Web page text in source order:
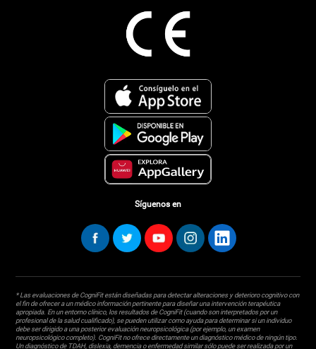
Síguenos en
* Las evaluaciones de CogniFit están diseñadas para detectar alteraciones y deterioro cognitivo con
el fin de ofrecer a un médico información pertinente para diseñar una intervención terapéutica
apropiada. En un entorno clínico, los resultados de CogniFit (cuando son interpretados por un
profesional de la salud cualificado), se pueden utilizar como ayuda para determinar si un individuo
debe ser dirigido a una posterior evaluación neuropsicológica (por ejemplo, un examen
neuropsicológico completo). CogniFit no ofrece directamente un diagnóstico médico de ningún tipo.
Un diagnóstico de TDAH, dislexia, demencia o enfermedad similar sólo puede ser realizada por un